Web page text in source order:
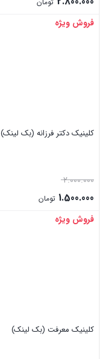
بستن
فروش ویژه
کلینیک دکتر فرزانه (بک لینک)
2.000.000
1.500.000 تومان
بستن
فروش ویژه
کلینیک معرفت (بک لینک)